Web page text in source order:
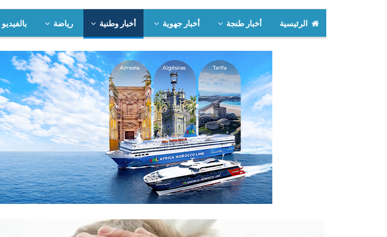
الرئيسية أخبار طنجة أخبار جهوية أخبار وطنية رياضة بالفيديو